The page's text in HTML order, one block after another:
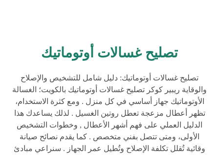
تصليح غسالات أوتوماتيك
تصليح غسالات أوتوماتيك: دليل شامل للتشخيص والإصلاح
والوقاية ريبير كوكر تصليح غسالات أوتوماتيك بالكويت؛ الغسالة
الأوتوماتيك جهاز أساسي في كل منزل . ومع كثرة الاستخدام،
تظهر أعطال مزعجة تعطل روتين الغسيل . لذلك يساعدك هذا
الدليل العملي على فهم أشهر الأعطال , وخطوات التشخيص
الأولى، ومتى تتصل بفني متخصص . كما يقدم نصائح صيانة
وقائية تُقلل تكلفة الإصلاح وتُطيل عمر الجهاز . سنراعي مبادئ